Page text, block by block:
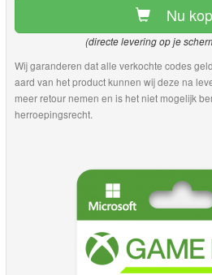
Nu
(directe levering op je
Wij garanderen dat alle verkochte codes
aard van het product kunnen wij deze na
meer retour nemen en is het niet mogelijk
herroepingsrecht.